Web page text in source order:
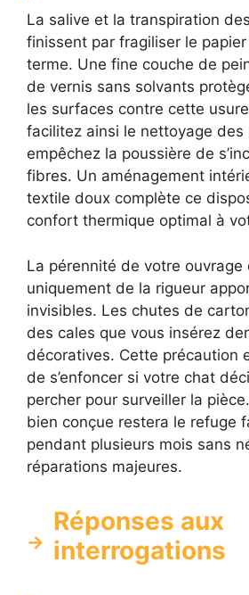
La salive et la transpiration
finissent par fragiliser le
terme. Une fine couche de
de vernis sans solvants
les surfaces contre cette
facilitez ainsi le nettoyage des
empêchez la poussière de
fibres. Un aménagement
textile doux complète ce
confort thermique optimal à
La pérennité de votre ouvrage
uniquement de la rigueur
invisibles. Les chutes de
des cales que vous insérez
décoratives. Cette précaution
de s’enfoncer si votre chat
percher pour surveiller la
bien conçue restera le refuge
pendant plusieurs mois sans
réparations majeures.
Réponses aux
interrogations